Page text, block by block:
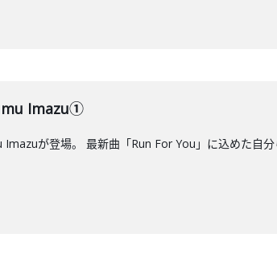
Imazu①
が登場。 最新曲「Run For You」に込めた自